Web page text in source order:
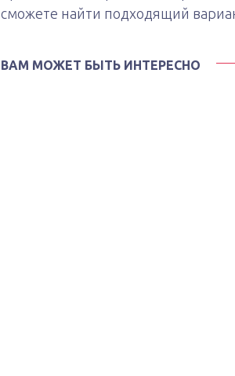
сможете найти подходящий
ВАМ МОЖЕТ БЫТЬ ИНТЕРЕСНО